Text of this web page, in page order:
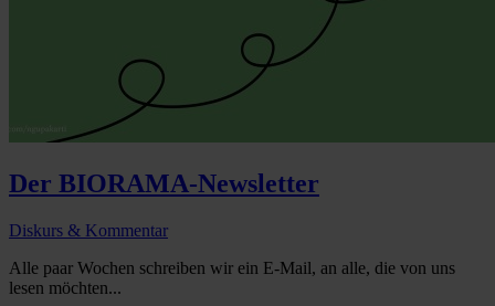
Der BIORAMA-Newsletter
Diskurs & Kommentar
Alle paar Wochen schreiben wir ein E-Mail, an alle, die von uns
lesen möchten...